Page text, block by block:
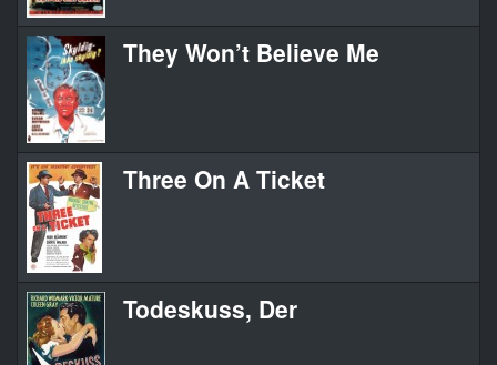
They Won’t Believe Me
Three On A Ticket
Todeskuss, Der